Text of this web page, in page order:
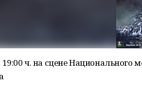
19:00 ч. на сцене